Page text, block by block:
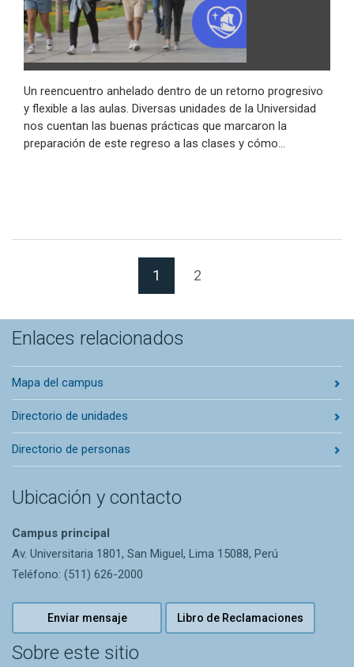
Un reencuentro anhelado dentro de un retorno progresivo
y flexible a las aulas. Diversas unidades de la Universidad
nos cuentan las buenas prácticas que marcaron la
preparación de este regreso a las clases y cómo…
1 (Página actual)
2
Enlaces relacionados
Mapa del campus
Directorio de unidades
Directorio de personas
Ubicación y contacto
Campus principal
Av. Universitaria 1801, San Miguel, Lima 15088, Perú
Teléfono: (511) 626-2000
Enviar mensaje Libro de Reclamaciones
Sobre este sitio